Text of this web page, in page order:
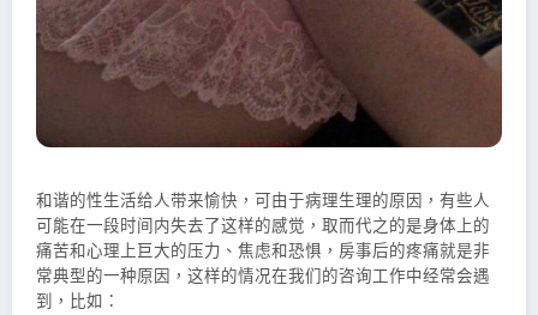
和谐的性生活给人带来愉快，可由于病理生理的原因，有些人
可能在一段时间内失去了这样的感觉，取而代之的是身体上的
痛苦和心理上巨大的压力、焦虑和恐惧，房事后的疼痛就是非
常典型的一种原因，这样的情况在我们的咨询工作中经常会遇
到，比如：